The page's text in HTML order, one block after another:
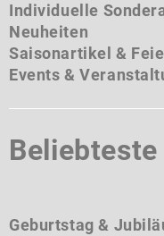
Individuelle
Neuheiten
Saisonartikel &
Events &
Geburtstag &